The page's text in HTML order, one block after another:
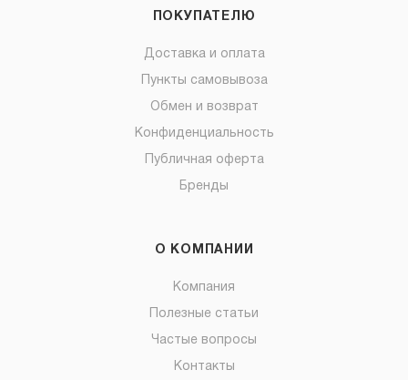
ПОКУПАТЕЛЮ
Доставка и оплата
Пункты самовывоза
Обмен и возврат
Конфиденциальность
Публичная оферта
Бренды
О КОМПАНИИ
Компания
Полезные статьи
Частые вопросы
Контакты